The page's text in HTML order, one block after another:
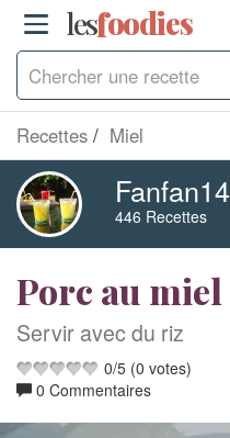
lesfoodies
Recettes Miel
Fanfan14
446 Recettes
Porc au miel
Servir avec du riz
0/5 (0 votes)
0 Commentaires